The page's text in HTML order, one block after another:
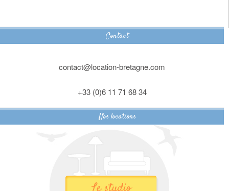
Contact
contact@location-bretagne.com
+33 (0)6 11 71 68 34
Nos locations